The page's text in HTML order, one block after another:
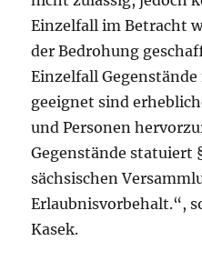
Einzelfall im Betracht
der Bedrohung
Einzelfall
geeignet sind
und Personen
Gegenstände statuiert
sächsischen
Erlaubnisvorbehalt.“,
Kasek.